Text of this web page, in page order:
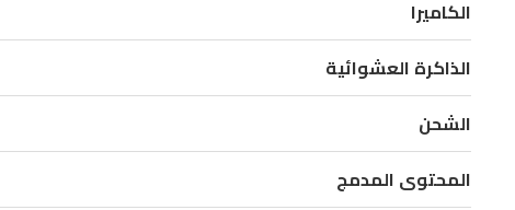
يأتي
الجهاز
بذاكرة
وصول
الكاميرا
الذاكرة العشوائية
الشحن
المحتوى المدمج